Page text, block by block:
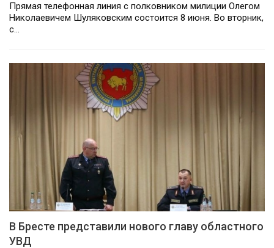
Прямая телефонная линия с полковником милиции Олегом
Николаевичем Шуляковским состоится 8 июня. Во вторник,
с…
В Бресте представили нового главу областного
УВД